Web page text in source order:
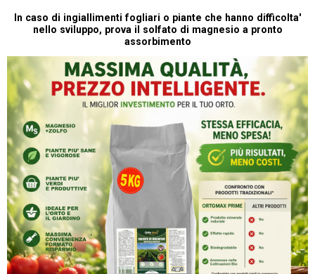
In caso di ingiallimenti fogliari o piante che hanno difficolta'
nello sviluppo, prova il solfato di magnesio a pronto
assorbimento